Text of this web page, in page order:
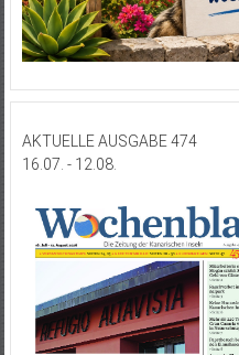
AKTUELLE AUSGABE 474
16.07. - 12.08.